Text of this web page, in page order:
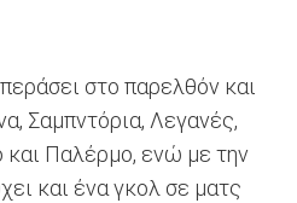
στο παρελθόν και
Σαμπντόρια, Λεγανές,
Παλέρμο, ενώ με την
και ένα γκολ σε ματς